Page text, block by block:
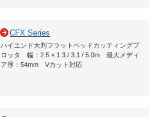
CFX Series
ハイエンド大判フラットベッドカッティングプ
ロッタ 幅：2.5 × 1.3 / 3.1 / 5.0m 最大メディ
ア厚：54mm Vカット対応